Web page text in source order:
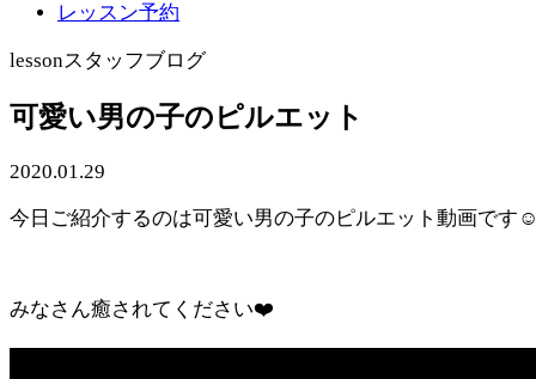
レッスン予約
lessonスタッフブログ
可愛い男の子のピルエット
2020.01.29
今日ご紹介するのは可愛い男の子のピルエット動画です
みなさん癒されてください❤️